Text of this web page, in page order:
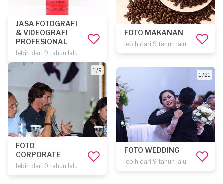
JASA FOTOGRAFI
& VIDEOGRAFI
PROFESIONAL
lebih dari 9 tahun lalu
FOTO MAKANAN
lebih dari 9 tahun lalu
1 / 9
FOTO
CORPORATE
lebih dari 9 tahun lalu
1 / 21
FOTO WEDDING
lebih dari 9 tahun lalu